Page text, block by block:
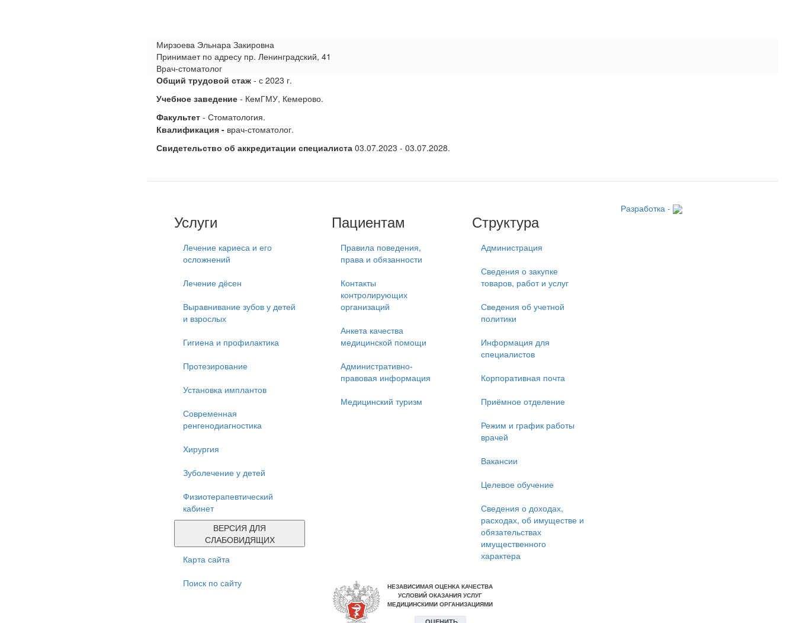
Мирзоева Эльнара Закировна
Принимает по адресу пр. Ленинградский, 41
Врач-стоматолог
Общий трудовой стаж - с 2023 г.
Учебное заведение - КемГМУ, Кемерово.
Факультет - Стоматология.
Квалификация - врач-стоматолог.
Свидетельство об аккредитации специалиста 03.07.2023 - 03.07.2028.
Услуги
Лечение кариеса и его
осложнений
Лечение дёсен
Выравнивание зубов у детей
и взрослых
Гигиена и профилактика
Протезирование
Установка имплантов
Современная
ренгенодиагностика
Хирургия
Зуболечение у детей
Физиотерапевтический
кабинет
ВЕРСИЯ ДЛЯ
СЛАБОВИДЯЩИХ
Карта сайта
Поиск по сайту
Пациентам
Правила поведения,
права и обязанности
Контакты
контролирующих
организаций
Анкета качества
медицинской помощи
Административно-
правовая информация
Медицинский туризм
Структура
Администрация
Сведения о закупке
товаров, работ и услуг
Сведения об учетной
политики
Информация для
специалистов
Корпоративная почта
Приёмное отделение
Режим и график работы
врачей
Вакансии
Целевое обучение
Сведения о доходах,
расходах, об имуществе и
обязательствах
имущественного
характера
Разработка -